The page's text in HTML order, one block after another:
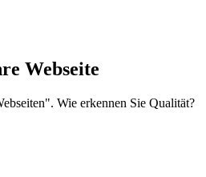
Webseite
Wie erkennen Sie Qualität?